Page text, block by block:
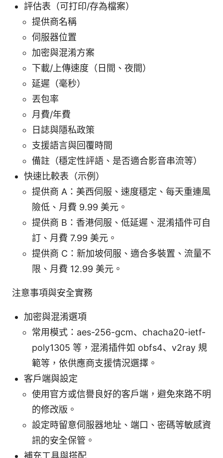
評估表（可打印/存為檔案）
提供商名稱
伺服器位置
加密與混淆方案
下載/上傳速度（日間、夜間）
延遲（毫秒）
丟包率
月費/年費
日誌與隱私政策
支援語言與回覆時間
備註（穩定性評語、是否適合影音串流等）
快速比較表（示例）
提供商 A：美西伺服、速度穩定、每天重連風
險低、月費 9.99 美元。
提供商 B：香港伺服、低延遲、混淆插件可自
訂、月費 7.99 美元。
提供商 C：新加坡伺服、適合多裝置、流量不
限、月費 12.99 美元。
注意事項與安全實務
加密與混淆選項
常用模式：aes-256-gcm、chacha20-ietf-
poly1305 等，混淆插件如 obfs4、v2ray 規
範等，依供應商支援情況選擇。
客戶端與設定
使用官方或信譽良好的客戶端，避免來路不明
的修改版。
設定時留意伺服器地址、端口、密碼等敏感資
訊的安全保管。
補充工具與搭配